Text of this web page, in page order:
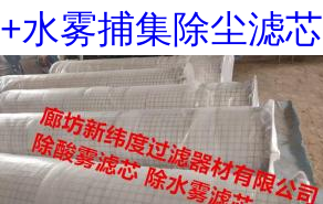
+水雾捕集除尘滤芯